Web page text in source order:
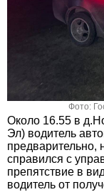
Фото:
Около 16.55 в
Эл) водитель
предварительно,
справился с
препятствие в
водитель от